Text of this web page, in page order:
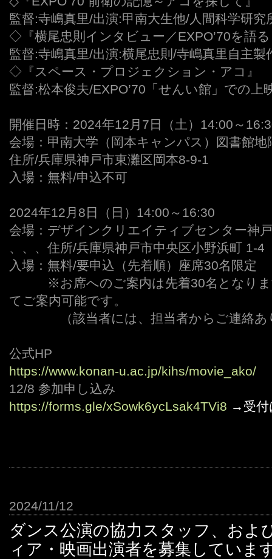
監督:寺嶋真里/出演:甲南大生他/人間科学研究
◇『横尾忠則インタビュー／EXPO’70を語
監督:寺嶋真里/出演:横尾忠則/寺嶋真里自主製
◇『スペース・プロジェクション・アコ』
監督:松本俊夫/EXPO’70「せんい館」での上
開催日時：2024年12月7日（土）14:00～
会場：甲南大学（岡本キャンパス）図書館地
住所/兵庫県神戸市東灘区岡本8-9-1
入場：無料/申込不可
2024年12月8日（日）14:00～16:30
会場：デザインクリエイティブセンター神
、、、住所/兵庫県神戸市中央区小野浜町 1-4
入場：無料/要申込（先着順）座席30名限定
※お席へのご案内は先着30名となり
てご案内可能です。
（該当者には、担当者からご連絡あ
公式HP
https://www.konan-u.ac.jp/kihs/movie_ako/
12/8 参加申し込み
https://forms.gle/xSowk6ycLsak4TVi8 →受付
2024/11/12
ダンス公演の協力スタッフ、およ
ィア・映画出演者を募集していま